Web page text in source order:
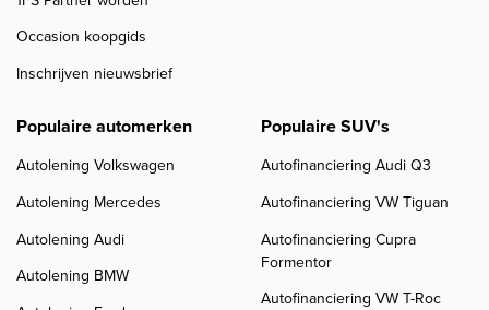
Occasion koopgids
Inschrijven nieuwsbrief
Populaire automerken
Autolening Volkswagen
Autolening Mercedes
Autolening Audi
Autolening BMW
Populaire SUV's
Autofinanciering Audi Q3
Autofinanciering VW Tiguan
Autofinanciering Cupra
Formentor
Autofinanciering VW T-Roc